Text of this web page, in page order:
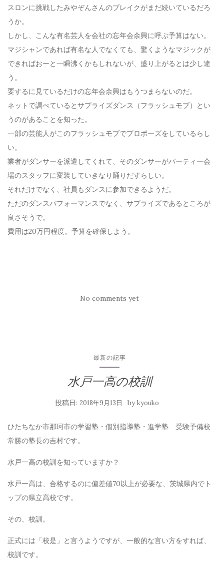
スロンに挑戦したみやぞんさんのブレイクがまだ続いているだろ
うか。
しかし、こんな有名芸人を会社の忘年会余興に呼ぶ予算はない。
マジシャンであれば有名な人でなくても、驚くようなマジックが
できればおーと一瞬沸くかもしれないが、盛り上がるとは少し違
う。
要するに見ているだけの忘年会余興はもうつまらないのだ。
ネットで調べているとサプライズダンス（フラッシュモブ）とい
うのがあることを知った。
一部の芸能人がこのフラッシュモブでプロポーズをしているらし
い。
業者がダンサーを派遣してくれて、そのダンサーがパーティー会
場のスタッフに変装していきなり踊りだすらしい。
それだけでなく、社員もダンスに参加できるようだ。
ただのダンスパフォーマンスでなく、サプライズであるところが
良さそうで。
費用は20万円程度。予算を確保しよう。
No comments yet
最新の記事
水戸一高の校訓
投稿日: 2018年9月13日 bykyouko
ひたちなか市那珂市の学習塾・個別指導塾・進学塾 受験予備校
常勝の塾長の吉村です。
水戸一高の校訓を知っていますか？
水戸一高は、合格するのに偏差値70以上が必要な、茨城県内でト
ップの県立高校です。
その、校訓。
正式には「校是」と言うようですが、一般的な言い方をすれば、
校訓です。